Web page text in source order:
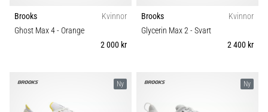
Brooks
Kvinnor
Ghost Max 4- Orange
2 000 kr
Brooks
Kvinnor
Glycerin Max 2- Svart
2 400 kr
Ny Ny